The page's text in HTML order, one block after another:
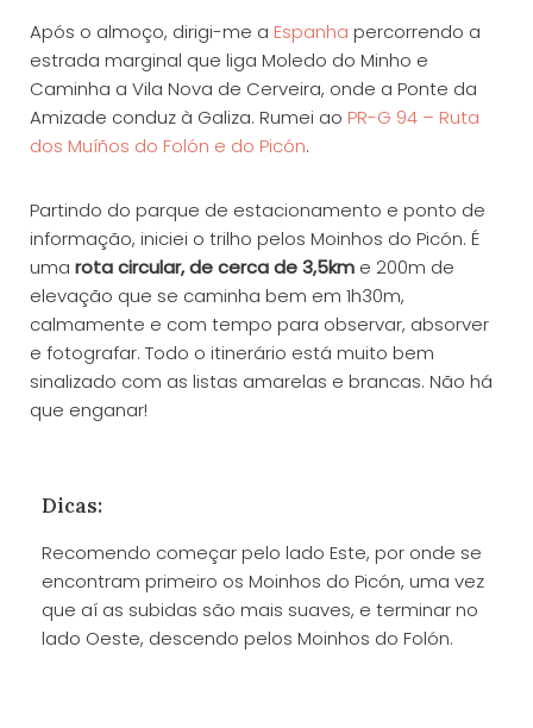
Após o almoço, dirigi-me a Espanha percorrendo a
estrada marginal que liga Moledo do Minho e
Caminha a Vila Nova de Cerveira, onde a Ponte da
Amizade conduz à Galiza. Rumei ao PR-G 94 – Ruta
dos Muíños do Folón e do Picón.
Partindo do parque de estacionamento e ponto de
informação, iniciei o trilho pelos Moinhos do Picón. É
uma rota circular, de cerca de 3,5km e 200m de
elevação que se caminha bem em 1h30m,
calmamente e com tempo para observar, absorver
e fotografar. Todo o itinerário está muito bem
sinalizado com as listas amarelas e brancas. Não há
que enganar!
Dicas:
Recomendo começar pelo lado Este, por onde se
encontram primeiro os Moinhos do Picón, uma vez
que aí as subidas são mais suaves, e terminar no
lado Oeste, descendo pelos Moinhos do Folón.